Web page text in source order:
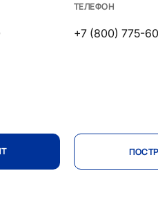
ТЕЛЕФОН
+7 (800) 775-